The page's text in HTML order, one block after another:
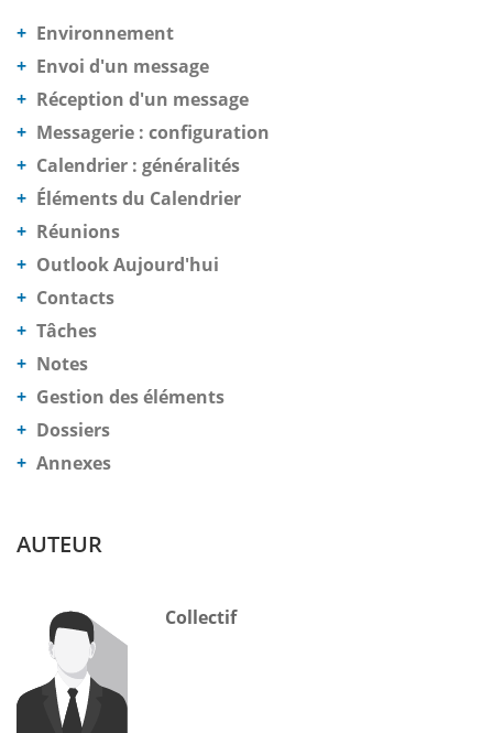
Environnement
Envoi d'un message
Réception d'un message
Messagerie : configuration
Calendrier : généralités
Éléments du Calendrier
Réunions
Outlook Aujourd'hui
Contacts
Tâches
Notes
Gestion des éléments
Dossiers
Annexes
AUTEUR
Collectif